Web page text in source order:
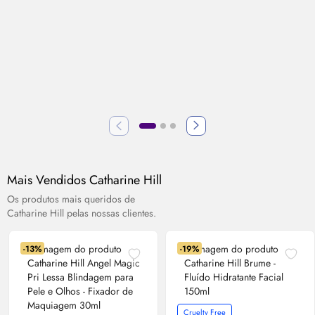
Mais Vendidos Catharine Hill
Os produtos mais queridos de
Catharine Hill pelas nossas clientes.
-13% -19%
Cruelty Free